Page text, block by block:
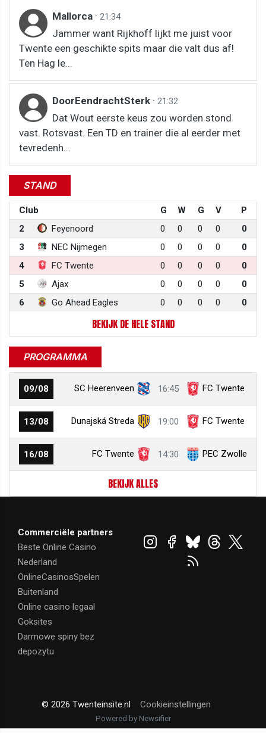
Mallorca · 21:34
Jammer want Rijkhoff lijkt me juist voor
Twente een geschikte spits maar die valt dus af!
Ten Hag le...
DoorEendrachtSterk · 21:32
Dat Wout eerste keus zou worden stond
vast. Rotsvast. Een TD en trainer die al eerder met
tevredenh...
STAND
Club G W G V
P
2
Feyenoord 0 0 0 0
0
3
NEC Nijmegen 0 0 0 0
0
4
FC Twente 0 0 0 0
0
5
Ajax 0 0 0 0
0
6
Go Ahead Eagles 0 0 0 0 0
BEKIJK DE HELE STAND
PROGRAMMA
09/08 SC Heerenveen 16:45 FC Twente
13/08 Dunajská Streda 19:00 FC Twente
16/08 FC Twente 14:30 PEC Zwolle
BEKIJK ALLES
Commerciële partners
Beste Online Casino
Nederland
OnlineCasinosSpelen
Buitenland
Online casino legaal
Goksites
Darmowe spiny bez
depozytu
© 2026 Twenteinsite.nl Cookieinstellingen
Powered by Newsifier